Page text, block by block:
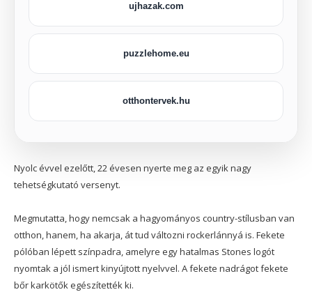
ujhazak.com
puzzlehome.eu
otthontervek.hu
Nyolc évvel ezelőtt, 22 évesen nyerte meg az egyik nagy
tehetségkutató versenyt.
Megmutatta, hogy nemcsak a hagyományos country-stílusban van
otthon, hanem, ha akarja, át tud változni rockerlánnyá is. Fekete
pólóban lépett színpadra, amelyre egy hatalmas Stones logót
nyomtak a jól ismert kinyújtott nyelvvel. A fekete nadrágot fekete
bőr karkötők egészítették ki.